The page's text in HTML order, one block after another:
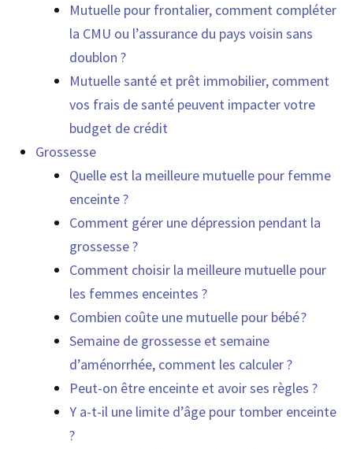
Mutuelle pour frontalier, comment compléter
la CMU ou l’assurance du pays voisin sans
doublon ?
Mutuelle santé et prêt immobilier, comment
vos frais de santé peuvent impacter votre
budget de crédit
Grossesse
Quelle est la meilleure mutuelle pour femme
enceinte ?
Comment gérer une dépression pendant la
grossesse ?
Comment choisir la meilleure mutuelle pour
les femmes enceintes ?
Combien coûte une mutuelle pour bébé ?
Semaine de grossesse et semaine
d’aménorrhée, comment les calculer ?
Peut-on être enceinte et avoir ses règles ?
Y a-t-il une limite d’âge pour tomber enceinte
?